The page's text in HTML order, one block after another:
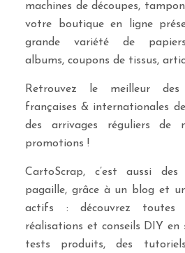
machines de découpes,
votre boutique en ligne
grande variété de papiers,
albums, coupons de tissus,
Retrouvez le meilleur des
françaises & internationales
des arrivages réguliers de
promotions !
CartoScrap, c’est aussi
pagaille, grâce à un blog et
actifs : découvrez toutes
réalisations et conseils DIY en
tests produits, des